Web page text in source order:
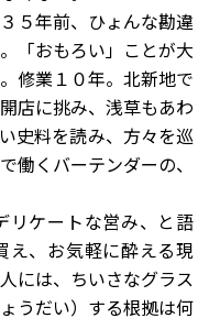
５年前、ひょんな勘違
「おもろい」ことが大
修業１０年。北新地で
店に挑み、浅草もあわ
史料を読み、方々を巡
働くバーテンダーの、
ケートな営み、と語
え、お気軽に酔える現
には、ちいさなグラス
うだい）する根拠は何